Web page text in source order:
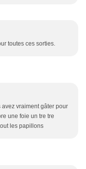
toutes ces sorties.
vraiment gâter pour
une foie un tre tre
les papillons